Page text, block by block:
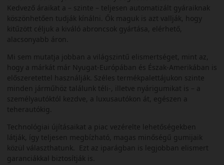
Kedvező áraikat a – szinte – teljesen automatizált gyáraiknak
köszönhetően tudják kínálni. Ők maguk is azt vallják, hogy
kitűzött céljuk a kiváló abroncsok gyártása, elérhető,
alacsonyabb áron.
Mi sem mutatja jobban a világszintű elismertséget, mint az,
hogy a márkát már Nyugat-Európában és Észak-Amerikában is
előszeretettel használják. Széles termékpalettájukon szinte
minden járműhöz találunk téli-, illetve nyárigumikat is – a
személyautóktól kezdve, a luxusautókon át, egészen a
teherautókig.
Technológiai újításaikat a piac vezérelte lehetőségekben
látják, így teljesen megbízható, magas minőségű gumijaik
közül választhatunk. Ezt az iparágban is legjobban elismert
garanciákkal biztosítják is.